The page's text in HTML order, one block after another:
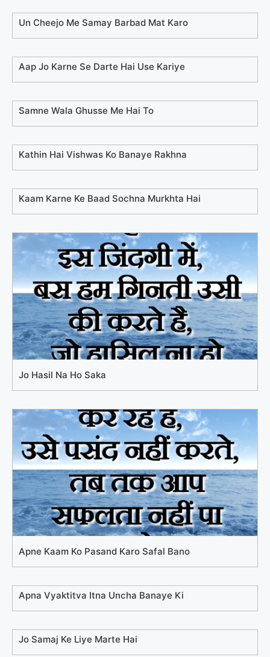
Un Cheejo Me Samay Barbad Mat Karo
Aap Jo Karne Se Darte Hai Use Kariye
Samne Wala Ghusse Me Hai To
Kathin Hai Vishwas Ko Banaye Rakhna
Kaam Karne Ke Baad Sochna Murkhta Hai
Jo Hasil Na Ho Saka
Apne Kaam Ko Pasand Karo Safal Bano
Apna Vyaktitva Itna Uncha Banaye Ki
Jo Samaj Ke Liye Marte Hai